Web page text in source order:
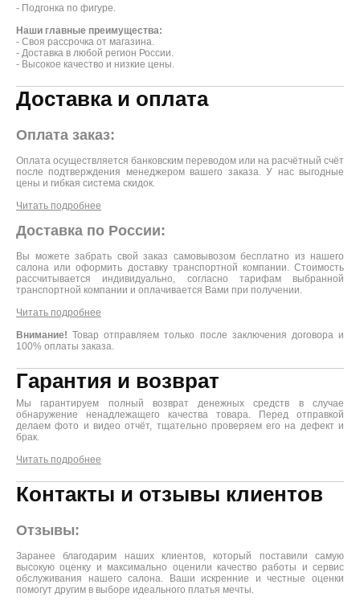
- Подгонка по фигуре.
Наши главные преимущества:
- Своя рассрочка от магазина.
- Доставка в любой регион России.
- Высокое качество и низкие цены.
Доставка и оплата
Оплата заказ:
Оплата осуществляется банковским переводом или на расчётный счёт
после подтверждения менеджером вашего заказа. У нас выгодные
цены и гибкая система скидок.
Читать подробнее
Доставка по России:
Вы можете забрать свой заказ самовывозом бесплатно из нашего
салона или оформить доставку транспортной компании. Стоимость
рассчитывается индивидуально, согласно тарифам выбранной
транспортной компании и оплачивается Вами при получении.
Читать подробнее
Внимание! Товар отправляем только после заключения договора и
100% оплаты заказа.
Гарантия и возврат
Мы гарантируем полный возврат денежных средств в случае
обнаружение ненадлежащего качества товара. Перед отправкой
делаем фото и видео отчёт, тщательно проверяем его на дефект и
брак.
Читать подробнее
Контакты и отзывы клиентов
Отзывы:
Заранее благодарим наших клиентов, который поставили самую
высокую оценку и максимально оценили качество работы и сервис
обслуживания нашего салона. Ваши искренние и честные оценки
помогут другим в выборе идеального платья мечты.